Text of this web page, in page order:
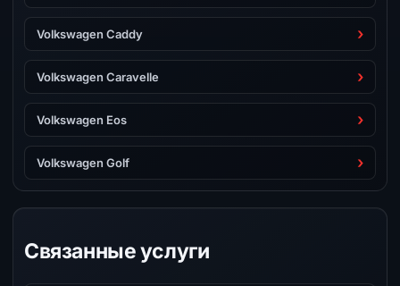
Volkswagen Caddy
Volkswagen Caravelle
Volkswagen Eos
Volkswagen Golf
Связанные услуги